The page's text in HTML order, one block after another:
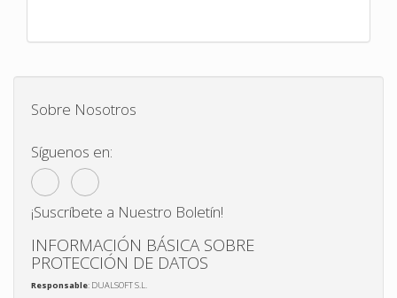
Sobre Nosotros
Síguenos en:
¡Suscríbete a Nuestro Boletín!
INFORMACIÓN BÁSICA SOBRE
PROTECCIÓN DE DATOS
Responsable: DUALSOFT S.L.